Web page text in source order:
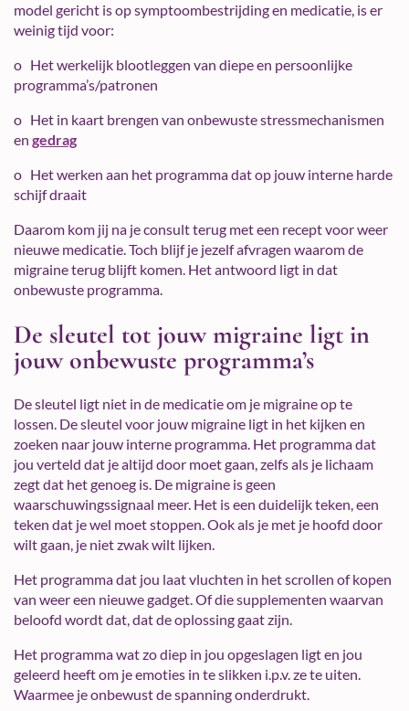
model gericht is op symptoombestrijding en medicatie, is er
weinig tijd voor:
o Het werkelijk blootleggen van diepe en persoonlijke
programma’s/patronen
o Het in kaart brengen van onbewuste stressmechanismen
en gedrag
o Het werken aan het programma dat op jouw interne harde
schijf draait
Daarom kom jij na je consult terug met een recept voor weer
nieuwe medicatie. Toch blijf je jezelf afvragen waarom de
migraine terug blijft komen. Het antwoord ligt in dat
onbewuste programma.
De sleutel tot jouw migraine ligt in
jouw onbewuste programma’s
De sleutel ligt niet in de medicatie om je migraine op te
lossen. De sleutel voor jouw migraine ligt in het kijken en
zoeken naar jouw interne programma. Het programma dat
jou verteld dat je altijd door moet gaan, zelfs als je lichaam
zegt dat het genoeg is. De migraine is geen
waarschuwingssignaal meer. Het is een duidelijk teken, een
teken dat je wel moet stoppen. Ook als je met je hoofd door
wilt gaan, je niet zwak wilt lijken.
Het programma dat jou laat vluchten in het scrollen of kopen
van weer een nieuwe gadget. Of die supplementen waarvan
beloofd wordt dat, dat de oplossing gaat zijn.
Het programma wat zo diep in jou opgeslagen ligt en jou
geleerd heeft om je emoties in te slikken i.p.v. ze te uiten.
Waarmee je onbewust de spanning onderdrukt.